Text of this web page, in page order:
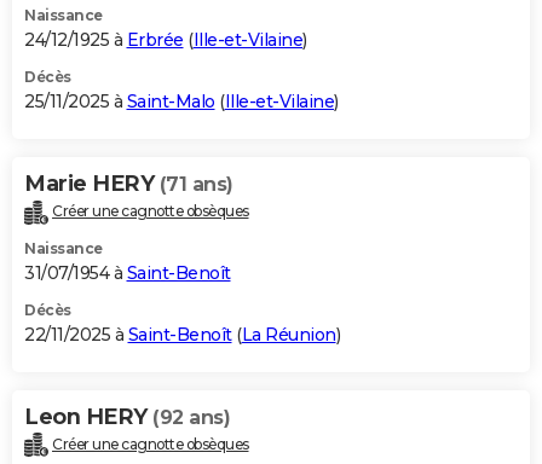
Naissance
24/12/1925 à Erbrée (Ille-et-Vilaine)
Décès
25/11/2025 à Saint-Malo (Ille-et-Vilaine)
Marie HERY (71 ans)
Créer une cagnotte obsèques
Naissance
31/07/1954 à Saint-Benoît
Décès
22/11/2025 à Saint-Benoît(La Réunion)
Leon HERY (92 ans)
Créer une cagnotte obsèques